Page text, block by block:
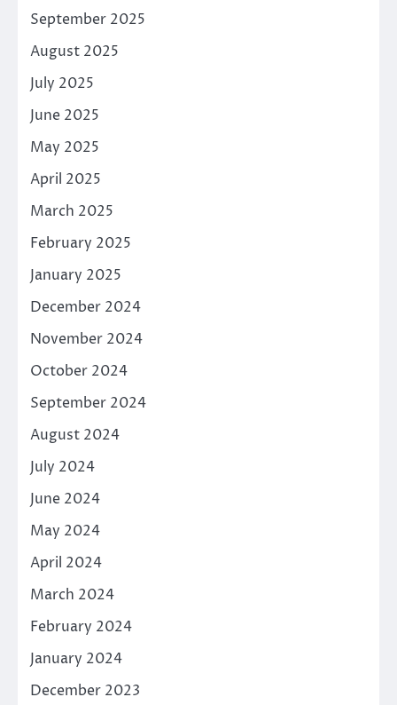
September 2025
August 2025
July 2025
June 2025
May 2025
April 2025
March 2025
February 2025
January 2025
December 2024
November 2024
October 2024
September 2024
August 2024
July 2024
June 2024
May 2024
April 2024
March 2024
February 2024
January 2024
December 2023